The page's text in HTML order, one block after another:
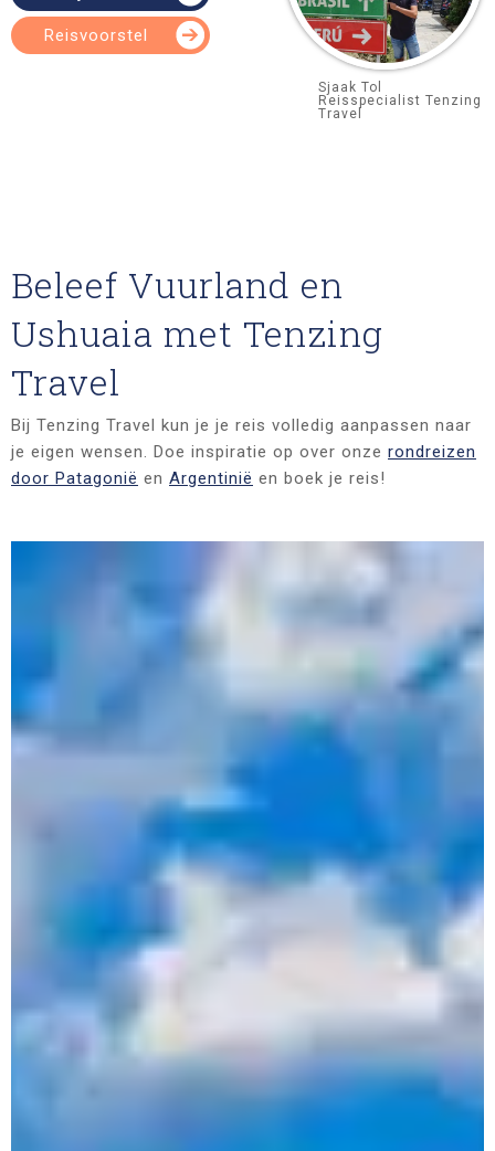
Reisvoorstel
Sjaak Tol
Reisspecialist Tenzing
Travel
Beleef Vuurland en
Ushuaia met Tenzing
Travel
Bij Tenzing Travel kun je je reis volledig aanpassen naar
je eigen wensen. Doe inspiratie op over onze rondreizen
door Patagonië en Argentinië en boek je reis!